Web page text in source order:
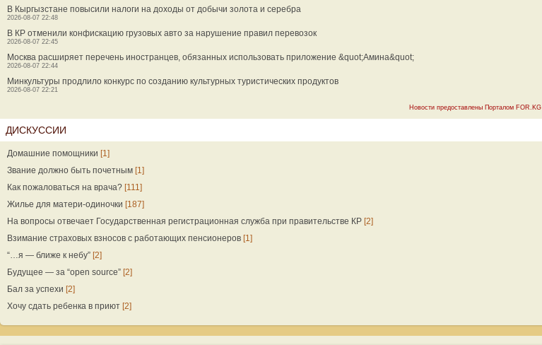
В Кыргызстане повысили налоги на доходы от добычи золота и серебра
2026-08-07 22:48
В КР отменили конфискацию грузовых авто за нарушение правил перевозок
2026-08-07 22:45
Москва расширяет перечень иностранцев, обязанных использовать приложение &quot;Амина&quot;
2026-08-07 22:44
Минкультуры продлило конкурс по созданию культурных туристических продуктов
2026-08-07 22:21
Новости предоставлены Порталом FOR.KG
ДИСКУССИИ
Домашние помощники [1]
Звание должно быть почетным [1]
Как пожаловаться на врача? [111]
Жилье для матери-одиночки [187]
На вопросы отвечает Государственная регистрационная служба при правительстве КР [2]
Взимание страховых взносов с работающих пенсионеров [1]
“…я — ближе к небу” [2]
Будущее — за “open source” [2]
Бал за успехи [2]
Хочу сдать ребенка в приют [2]